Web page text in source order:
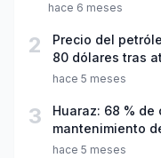
hace 6 meses
2
Precio del
80 dólares tras
hace 5 meses
3
Huaraz: 68 %
mantenimiento
año escolar 2026
hace 5 meses